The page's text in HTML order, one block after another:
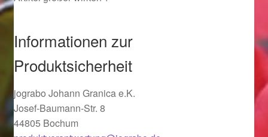
Partner
Shop
Startseite
Startseite
Informationen zur
Produktsicherheit
jograbo Johann Granica e.K.
Josef-Baumann-Str. 8
44805 Bochum